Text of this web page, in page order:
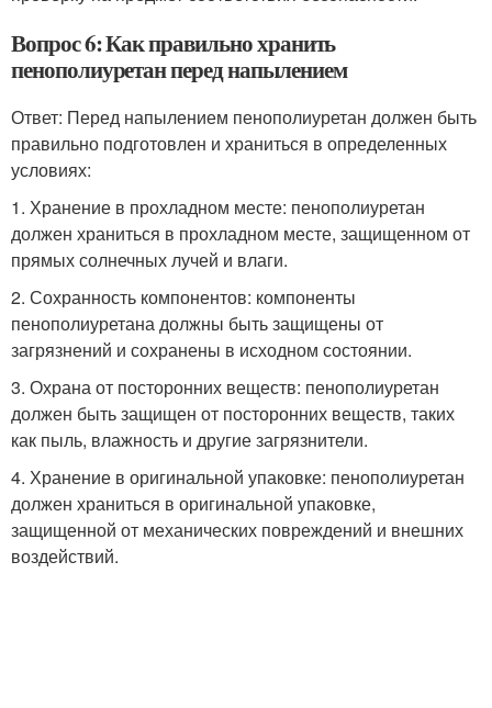
Вопрос 6: Как правильно хранить
пенополиуретан перед напылением
Ответ: Перед напылением пенополиуретан должен быть
правильно подготовлен и храниться в определенных
условиях:
1. Хранение в прохладном месте: пенополиуретан
должен храниться в прохладном месте, защищенном от
прямых солнечных лучей и влаги.
2. Сохранность компонентов: компоненты
пенополиуретана должны быть защищены от
загрязнений и сохранены в исходном состоянии.
3. Охрана от посторонних веществ: пенополиуретан
должен быть защищен от посторонних веществ, таких
как пыль, влажность и другие загрязнители.
4. Хранение в оригинальной упаковке: пенополиуретан
должен храниться в оригинальной упаковке,
защищенной от механических повреждений и внешних
воздействий.